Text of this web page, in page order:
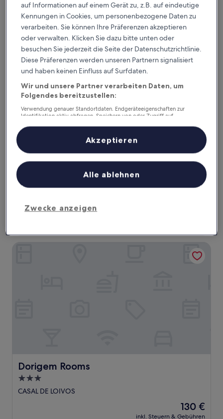
10,
Außergewöhnlich,
(3
Bewertungen)
Der
Preis
beträgt
93 €
inkl. Steuern & Gebühren
17. Aug.–18. Aug.
Maximino José Nascimento Marcelo
Maximino José Nascimento Marcelo
3.0-
Sterne-
61 €
Maximino José Nascimento Marcelo
Dorigem Rooms
Dorigem Rooms
3.0-
Sterne-
CASAL DE LOIVOS
Der
Preis
130 €
inkl. Steuern & Gebühren
auf Informationen auf einem Gerät zu, z.B. auf eindeutige
Kennungen in Cookies, um personenbezogene Daten zu
verarbeiten. Sie können Ihre Präferenzen akzeptieren
oder verwalten. Klicken Sie dazu bitte unten oder
besuchen Sie jederzeit die Seite der Datenschutzrichtlinie.
Diese Präferenzen werden unseren Partnern signalisiert
und haben keinen Einfluss auf Surfdaten.
Wir und unsere Partner verarbeiten Daten, um
Folgendes bereitzustellen:
Verwendung genauer Standortdaten. Endgeräteeigenschaften zur
Identifikation aktiv abfragen. Speichern von oder Zugriff auf
Inhalte, Messung von Werbeleistung und der Performance von Inhalten,
Zielgruppenforschung sowie Entwicklung und Verbesserung von
Liste der Partner (Lieferanten)
Zwecke anzeigen
Alle ablehnen
Akzeptieren